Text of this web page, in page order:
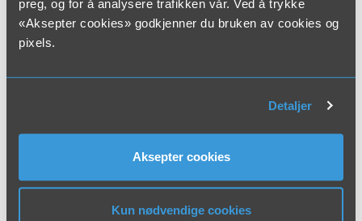
preg, og for å analysere trafikken vår. Ved å trykke
«Aksepter cookies» godkjenner du bruken av cookies og
pixels.
Detaljer
Aksepter cookies
Kun nødvendige cookies
Norge.
ISO-sertifikatet er ikke bare et papir, det er en kontinuerlig
kravene i standarden. Det er et bevis på at vi jobber aktivt
for å forbedre oss overfor kundene. Denne verdien overfor